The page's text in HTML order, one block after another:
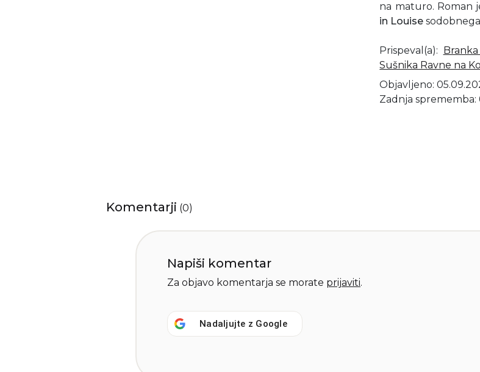
na maturo. Roman
in Louise sodobnega
Prispeval(a):
Sušnika Ravne na
Objavljeno:
Zadnja sprememba:
Komentarji (0)
Napiši komentar
Za objavo komentarja se morate prijaviti.
Nadaljujte z Google